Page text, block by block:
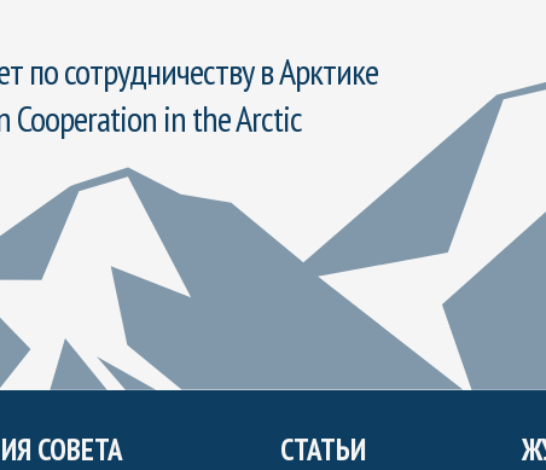
сотрудничеству в Арктике
in the Arctic
СОВЕТА СТАТЬИ